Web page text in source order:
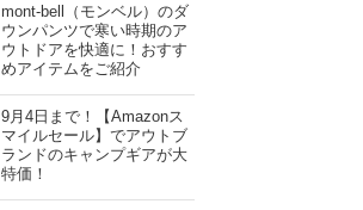
mont-bell（モンベル）のダ
ウンパンツで寒い時期のア
ウトドアを快適に！おすす
めアイテムをご紹介
9月4日まで！【Amazonス
マイルセール】でアウトブ
ランドのキャンプギアが大
特価！